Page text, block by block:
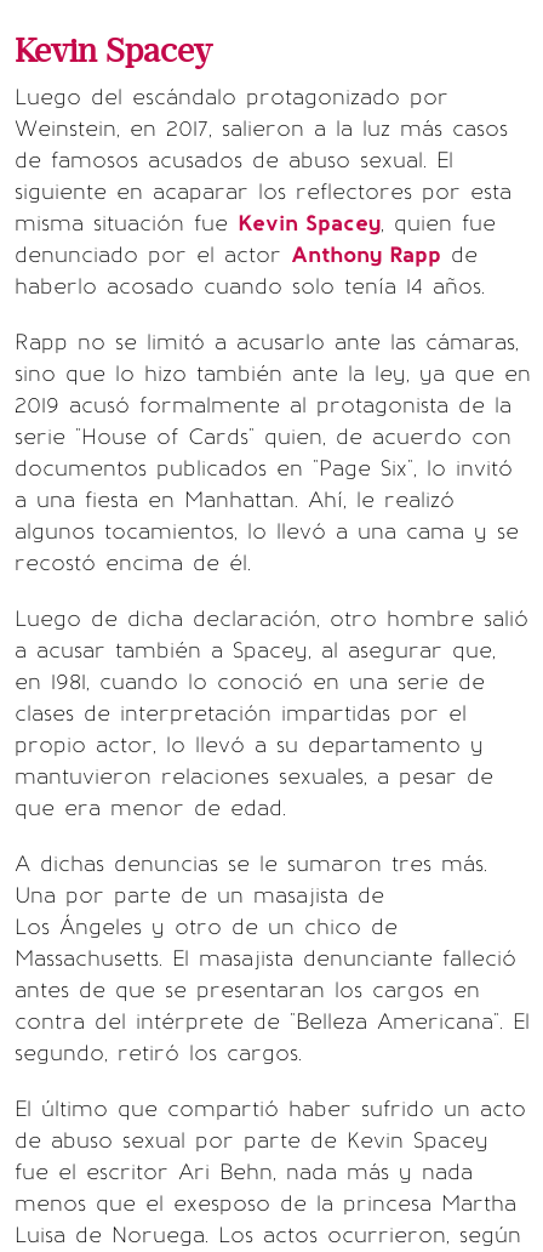
Kevin Spacey
Luego del escándalo protagonizado por
Weinstein, en 2017, salieron a la luz más casos
de famosos acusados de abuso sexual. El
siguiente en acaparar los reflectores por esta
misma situación fue Kevin Spacey, quien fue
denunciado por el actor Anthony Rapp de
haberlo acosado cuando solo tenía 14 años.
Rapp no se limitó a acusarlo ante las cámaras,
sino que lo hizo también ante la ley, ya que en
2019 acusó formalmente al protagonista de la
serie "House of Cards" quien, de acuerdo con
documentos publicados en "Page Six", lo invitó
a una fiesta en Manhattan. Ahí, le realizó
algunos tocamientos, lo llevó a una cama y se
recostó encima de él.
Luego de dicha declaración, otro hombre salió
a acusar también a Spacey, al asegurar que,
en 1981, cuando lo conoció en una serie de
clases de interpretación impartidas por el
propio actor, lo llevó a su departamento y
mantuvieron relaciones sexuales, a pesar de
que era menor de edad.
A dichas denuncias se le sumaron tres más.
Una por parte de un masajista de
Los Ángeles y otro de un chico de
Massachusetts. El masajista denunciante falleció
antes de que se presentaran los cargos en
contra del intérprete de "Belleza Americana". El
segundo, retiró los cargos.
El último que compartió haber sufrido un acto
de abuso sexual por parte de Kevin Spacey
fue el escritor Ari Behn, nada más y nada
menos que el exesposo de la princesa Martha
Luisa de Noruega. Los actos ocurrieron, según